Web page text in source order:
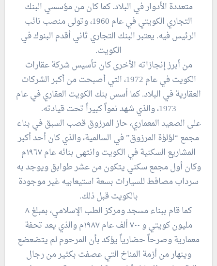
متعددة الأدوار في البلاد. كما كان من مؤسسي البنك
التجاري الكويتي في عام 1960، وتولى منصب نائب
الرئيس فيه. يعتبر البنك التجاري ثاني أقدم البنوك في
الكويت.
من أبرز إنجازاته الأخرى كان تأسيس شركة عقارات
الكويت في عام 1972، التي أصبحت من أكبر الشركات
العقارية في البلاد. كما أسس بنك الكويت العقاري في عام
1973، والذي شهد نمواً كبيراً تحت قيادته.
على الصعيد المعماري، حاز المرزوق قصب السبق في بناء
مجمع “لؤلؤة المرزوق” في السالمية، والذي كان أحد أكبر
المشاريع السكنية في الكويت وانتهى بنائه عام ١٩٦٧م
وكان أول مجمع سكني يتكون من عشر طوابق ويوجد به
سرداب مصافط للسيارات بسعة استيعابيه غير موجودة
بالكويت قبل ذلك.
كما قام ببناء مسجد ومركز الطب الإسلامي، بمبلغ ٨
مليون كويتي و ٧٠٠ ألف عام ١٩٨٧م والذي يعد تحفة
معمارية وصرحاً حضارياً يؤكد بأن المرحوم لم يتضعضع
وينهار من أزمة المناخ التي عصفت بكثير من رجال